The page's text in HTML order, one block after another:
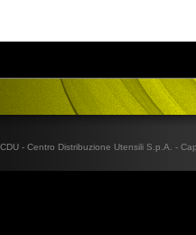
CDU - Centro Distribuzione Utensili S.p.A. -